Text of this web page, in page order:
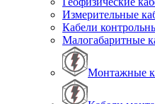
Измерительные
Кабели
Малогабаритные
Монтажные